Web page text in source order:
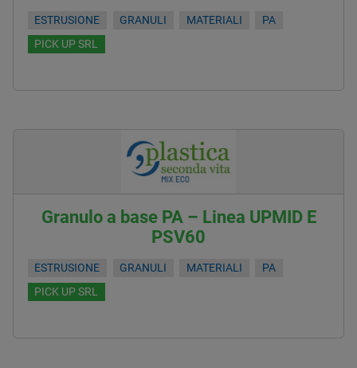
ESTRUSIONE GRANULI MATERIALI
PA
PICK UP SRL
Granulo a base PA – Linea UPMID E
PSV60
ESTRUSIONE GRANULI MATERIALI
PA
PICK UP SRL